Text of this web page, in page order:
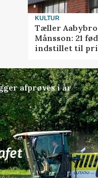
KULTUR
Tæller
Månsson: 21
indstillet til
afprøves i år
77ledige stillinger